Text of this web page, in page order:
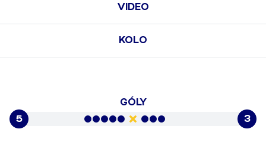
VIDEO
KOLO
GÓLY
5
3